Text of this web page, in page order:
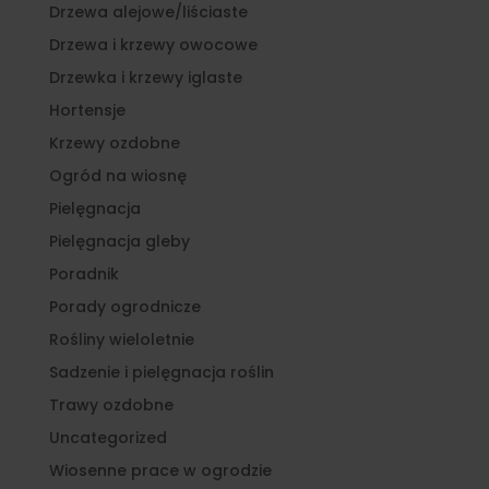
Drzewa alejowe/liściaste
Drzewa i krzewy owocowe
Drzewka i krzewy iglaste
Hortensje
Krzewy ozdobne
Ogród na wiosnę
Pielęgnacja
Pielęgnacja gleby
Poradnik
Porady ogrodnicze
Rośliny wieloletnie
Sadzenie i pielęgnacja roślin
Trawy ozdobne
Uncategorized
Wiosenne prace w ogrodzie